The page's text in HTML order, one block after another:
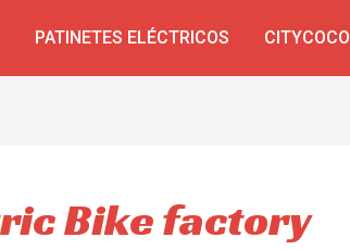
PATINETES ELÉCTRICOS CITYCOCO
Bike factory